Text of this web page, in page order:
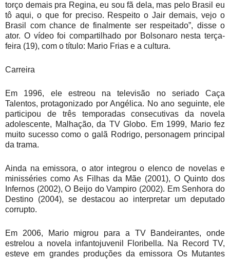
torço demais pra Regina, eu sou fã dela, mas pelo Brasil eu
tô aqui, o que for preciso. Respeito o Jair demais, vejo o
Brasil com chance de finalmente ser respeitado”, disse o
ator. O vídeo foi compartilhado por Bolsonaro nesta terça-
feira (19), com o título: Mario Frias e a cultura.
Carreira
Em 1996, ele estreou na televisão no seriado Caça
Talentos, protagonizado por Angélica. No ano seguinte, ele
participou de três temporadas consecutivas da novela
adolescente, Malhação, da TV Globo. Em 1999, Mario fez
muito sucesso como o galã Rodrigo, personagem principal
da trama.
Ainda na emissora, o ator integrou o elenco de novelas e
minisséries como As Filhas da Mãe (2001), O Quinto dos
Infernos (2002), O Beijo do Vampiro (2002). Em Senhora do
Destino (2004), se destacou ao interpretar um deputado
corrupto.
Em 2006, Mario migrou para a TV Bandeirantes, onde
estrelou a novela infantojuvenil Floribella. Na Record TV,
esteve em grandes produções da emissora Os Mutantes